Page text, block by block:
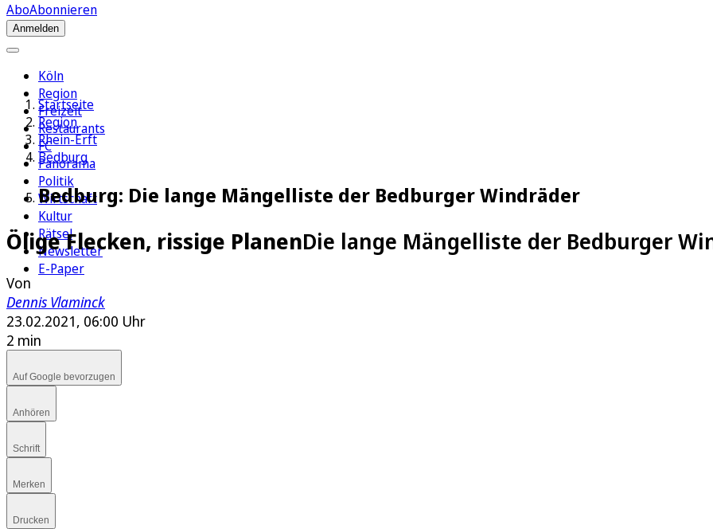
AboAbonnieren
Anmelden
Köln
Region
Freizeit
Restaurants
FC
Panorama
Politik
Wirtschaft
Kultur
Rätsel
Newsletter
E-Paper
Startseite
Region
Rhein-Erft
Bedburg
Bedburg: Die lange Mängelliste der Bedburger Windräder
Ölige Flecken, rissige PlanenDie lange Mängelliste der Bedburger
Von
Dennis Vlaminck
23.02.2021, 06:00 Uhr
2 min
Auf Google bevorzugen
Anhören
Schrift
Merken
Drucken